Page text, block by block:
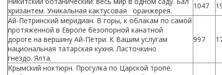
хризантем. Уникальная кактусовая оранжерея.
1047
Ай-Петринский меридиан. В горы, к облакам по самой
протяженной в Европе безопорной канатной
дороге на вершину Ай-Петри. К Вашим услугам
национальная татарская кухня. Ласточкино
гнездо. Ялта.
997
Крымский ноктюрн. Прогулка по Царской тропе.